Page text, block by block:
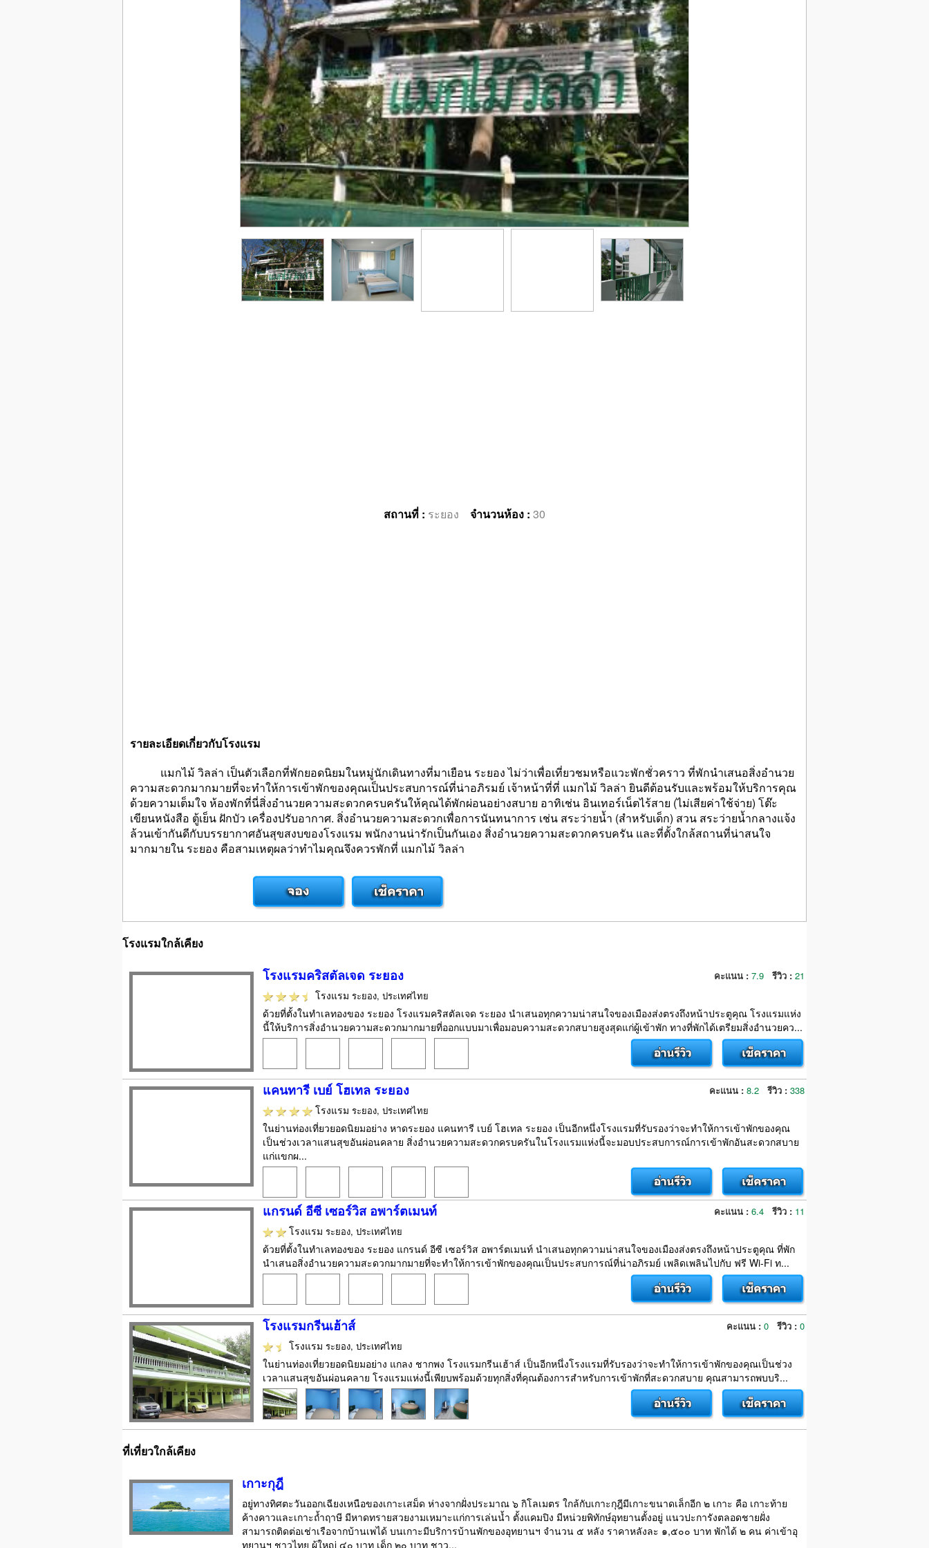
สถานที่ : ระยอง จำนวนห้อง : 30
รายละเอียดเกี่ยวกับโรงแรม
แมกไม้ วิลล่า เป็นตัวเลือกที่พักยอดนิยมในหมู่นักเดินทางที่มาเยือน ระยอง ไม่ว่าเพื่อเที่ยวชมหรือแวะพักชั่วคราว ที่พักนำเสนอสิ่งอำนวย
ความสะดวกมากมายที่จะทำให้การเข้าพักของคุณเป็นประสบการณ์ที่น่าอภิรมย์ เจ้าหน้าที่ที่ แมกไม้ วิลล่า ยินดีต้อนรับและพร้อมให้บริการคุณ
ด้วยความเต็มใจ ห้องพักที่นี่สิ่งอำนวยความสะดวกครบครันให้คุณได้พักผ่อนอย่างสบาย อาทิเช่น อินเทอร์เน็ตไร้สาย (ไม่เสียค่าใช้จ่าย) โต๊ะ
เขียนหนังสือ ตู้เย็น ฝักบัว เครื่องปรับอากาศ. สิ่งอำนวยความสะดวกเพื่อการนันทนาการ เช่น สระว่ายน้ำ (สำหรับเด็ก) สวน สระว่ายน้ำกลางแจ้ง
ล้วนเข้ากันดีกับบรรยากาศอันสุขสงบของโรงแรม พนักงานน่ารักเป็นกันเอง สิ่งอำนวยความสะดวกครบครัน และที่ตั้งใกล้สถานที่น่าสนใจ
มากมายใน ระยอง คือสามเหตุผลว่าทำไมคุณจึงควรพักที่ แมกไม้ วิลล่า
โรงแรมใกล้เคียง
โรงแรมคริสตัลเจด ระยอง คะแนน : 7.9 รีวิว : 21
โรงแรม ระยอง, ประเทศไทย
ด้วยที่ตั้งในทำเลทองของ ระยอง โรงแรมคริสตัลเจด ระยอง นำเสนอทุกความน่าสนใจของเมืองส่งตรงถึงหน้าประตูคุณ โรงแรมแห่ง
นี้ให้บริการสิ่งอำนวยความสะดวกมากมายที่ออกแบบมาเพื่อมอบความสะดวกสบายสูงสุดแก่ผู้เข้าพัก ทางที่พักได้เตรียมสิ่งอำนวยคว...
แคนทารี เบย์ โฮเทล ระยอง คะแนน : 8.2 รีวิว : 338
โรงแรม ระยอง, ประเทศไทย
ในย่านท่องเที่ยวยอดนิยมอย่าง หาดระยอง แคนทารี เบย์ โฮเทล ระยอง เป็นอีกหนึ่งโรงแรมที่รับรองว่าจะทำให้การเข้าพักของคุณ
เป็นช่วงเวลาแสนสุขอันผ่อนคลาย สิ่งอำนวยความสะดวกครบครันในโรงแรมแห่งนี้จะมอบประสบการณ์การเข้าพักอันสะดวกสบาย
แก่แขกผ...
แกรนด์ อีซี เซอร์วิส อพาร์ตเมนท์ คะแนน : 6.4 รีวิว : 11
โรงแรม ระยอง, ประเทศไทย
ด้วยที่ตั้งในทำเลทองของ ระยอง แกรนด์ อีซี เซอร์วิส อพาร์ตเมนท์ นำเสนอทุกความน่าสนใจของเมืองส่งตรงถึงหน้าประตูคุณ ที่พัก
นำเสนอสิ่งอำนวยความสะดวกมากมายที่จะทำให้การเข้าพักของคุณเป็นประสบการณ์ที่น่าอภิรมย์ เพลิดเพลินไปกับ ฟรี Wi-Fi ท...
โรงแรมกรีนเฮ้าส์ คะแนน : 0 รีวิว : 0
โรงแรม ระยอง, ประเทศไทย
ในย่านท่องเที่ยวยอดนิยมอย่าง แกลง ชากพง โรงแรมกรีนเฮ้าส์ เป็นอีกหนึ่งโรงแรมที่รับรองว่าจะทำให้การเข้าพักของคุณเป็นช่วง
เวลาแสนสุขอันผ่อนคลาย โรงแรมแห่งนี้เพียบพร้อมด้วยทุกสิ่งที่คุณต้องการสำหรับการเข้าพักที่สะดวกสบาย คุณสามารถพบบริ...
ที่เที่ยวใกล้เคียง
เกาะกุฎี
อยู่ทางทิศตะวันออกเฉียงเหนือของเกาะเสม็ด ห่างจากฝั่งประมาณ ๖ กิโลเมตร ใกล้กับเกาะกุฎีมีเกาะขนาดเล็กอีก ๒ เกาะ คือ เกาะท้าย
ค้างคาวและเกาะถ้ำฤาษี มีหาดทรายสวยงามเหมาะแก่การเล่นน้ำ ตั้งแคมปิง มีหน่วยพิทักษ์อุทยานตั้งอยู่ แนวปะการังตลอดชายฝั่ง
สามารถติดต่อเช่าเรือจากบ้านเพได้ บนเกาะมีบริการบ้านพักของอุทยานฯ จำนวน ๕ หลัง ราคาหลังละ ๑,๕๐๐ บาท พักได้ ๒ คน ค่าเข้าอุ
ทยานฯ ชาวไทย ผู้ใหญ่ ๔๐ บาท เด็ก ๒๐ บาท ชาว...